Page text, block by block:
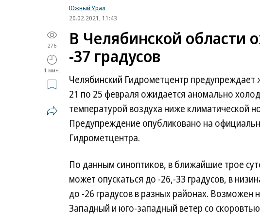
Южный Урал
20.02.2021, 11:43
276
1 мин.
В Челябинской области
-37 градусов
Челябинский Гидрометцентр
21 по 25 февраля ожидается аномально
температурой воздуха ниже климатической
Предупреждение опубликовано на
Гидрометцентра.
По данным синоптиков, в ближайшие трое
может опускаться до -26,-33 градусов, в
до -26 градусов в разных районах. Возможен
Западный и юго-западный ветер со